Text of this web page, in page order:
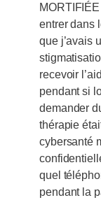
entrer dans
que j’avais
recevoir
pendant si
demander
thérapie
cybersanté
quel
pendant la